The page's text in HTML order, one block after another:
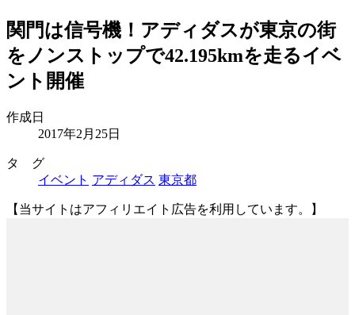
関門は信号機！アディダスが東京の街
をノンストップで42.195kmを走るイベ
ント開催
作成日
2017年2月25日
タ グ
イベント アディダス 東京都
【当サイトはアフィリエイト広告を利用しています。】